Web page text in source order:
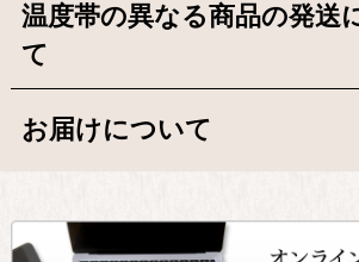
温度帯の異なる商品の発送
て
お届けについて